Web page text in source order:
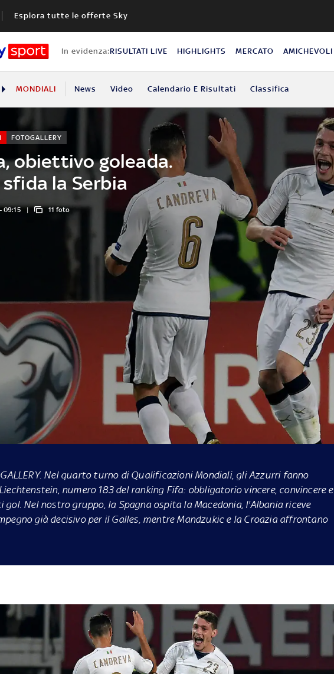
Esplora tutte le offerte Sky
In evidenza:RISULTATI LIVE HIGHLIGHTS MERCATO AMICHEVOLI
MONDIALI News Video Calendario E Risultati Classifica
obiettivo goleada.
sfida la Serbia
FOTOGALLERY
09:15 11 foto
Nel quarto turno di Qualificazioni Mondiali, gli Azzurri fanno
numero 183 del ranking Fifa: obbligatorio vincere, convincere e
gol. Nel nostro gruppo, la Spagna ospita la Macedonia, l'Albania riceve
già decisivo per il Galles, mentre Mandzukic e la Croazia affrontano